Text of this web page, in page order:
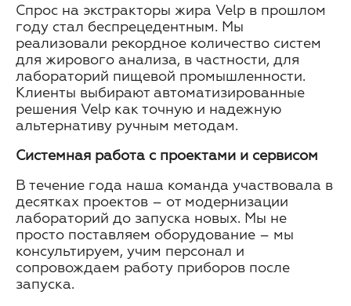
Спрос на экстракторы жира Velp в прошлом
году стал беспрецедентным. Мы
реализовали рекордное количество систем
для жирового анализа, в частности, для
лабораторий пищевой промышленности.
Клиенты выбирают автоматизированные
решения Velp как точную и надежную
альтернативу ручным методам.
Системная работа с проектами и сервисом
В течение года наша команда участвовала в
десятках проектов – от модернизации
лабораторий до запуска новых. Мы не
просто поставляем оборудование – мы
консультируем, учим персонал и
сопровождаем работу приборов после
запуска.